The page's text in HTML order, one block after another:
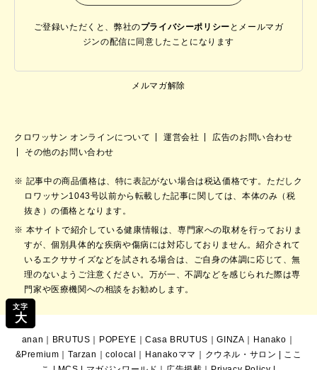
文字
大
ご登録いただくと、弊社のプライバシーポリシー と メールマガ
ジンの配信に同意したことになります
メルマガ解除
クロワッサン オンラインについて 運営会社
広告のお問い合わせ
その他のお問い合わせ
記事中の商品価格は、特に表記がない場合は税込価格です。ただしク
ロワッサン1043号以前から転載した記事に関しては、本体のみ（税
抜き）の価格となります。
本サイトで紹介している健康情報は、専門家への取材を行っておりま
すが、個別具体的な疾病や傷病には対応しておりません。紹介されて
いるエクササイズなどを試される場合は、ご自身の体調に応じて、無
理のないようご注意ください。万が一、不調などを感じられた際は専
門家や医療機関への相談をお勧めします。
anan BRUTUS POPEYE ｜Casa BRUTUS ｜GINZA Hanako
&Premium ｜Tarzan ｜colocal Hanakoママ クウネル・サロン
ここ